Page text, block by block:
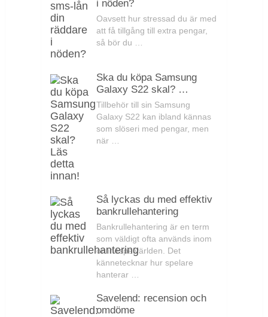
i nöden?
Oavsett hur stressad du är med
att få tillgång till extra pengar,
så bör du …
Ska du köpa Samsung
Galaxy S22 skal? …
Tillbehör till sin Samsung
Galaxy S22 kan ibland kännas
som slöseri med pengar, men
när …
Så lyckas du med effektiv
bankrullehantering
Bankrullehantering är en term
som väldigt ofta används inom
onlinespelvärlden. Det
kännetecknar hur spelare
hanterar …
Savelend: recension och
omdöme